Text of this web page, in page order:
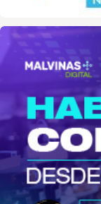
malvinas